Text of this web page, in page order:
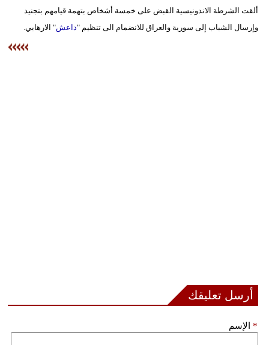
مرأة
أزياء
ألقت الشرطة الاندونيسية القبض على خمسة أشخاص بتهمة قيامهم بتجنيد
وإرسال الشباب إلى سورية والعراق للانضمام الى تنظيم "داعش" الارهابي.
أرسل تعليقك
الإسم *